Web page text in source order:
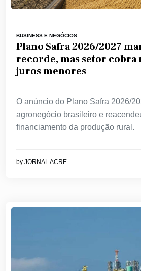
BUSINESS E NEGÓCIOS
Plano Safra 2026/2027
recorde, mas setor cobra
juros menores
O anúncio do Plano Safra 2026/
agronegócio brasileiro e
financiamento da produção rural.
by JORNAL ACRE